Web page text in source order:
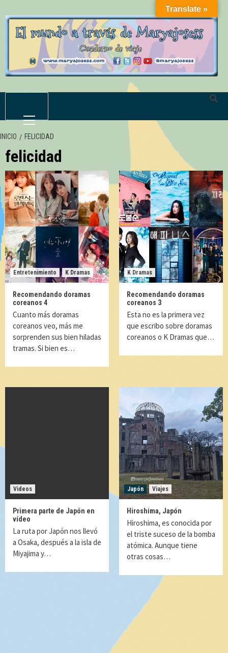
al
contenido
primario
INICIO FELICIDAD
felicidad
Entretenimiento K Dramas
Recomendando doramas
coreanos 4
Cuanto más doramas
coreanos veo, más me
sorprenden sus bien hiladas
tramas. Si bien es…
K Dramas
Recomendando doramas
coreanos 3
Esta no es la primera vez
que escribo sobre doramas
coreanos o K Dramas que…
Videos
Primera parte de Japón en
vídeo
La ruta por Japón nos llevó
a Osaka, después a la isla de
Miyajima y…
Japón Viajes
Hiroshima, Japón
Hiroshima, es conocida por
el triste suceso de la bomba
atómica. Aunque tiene
otras cosas…
Translate »